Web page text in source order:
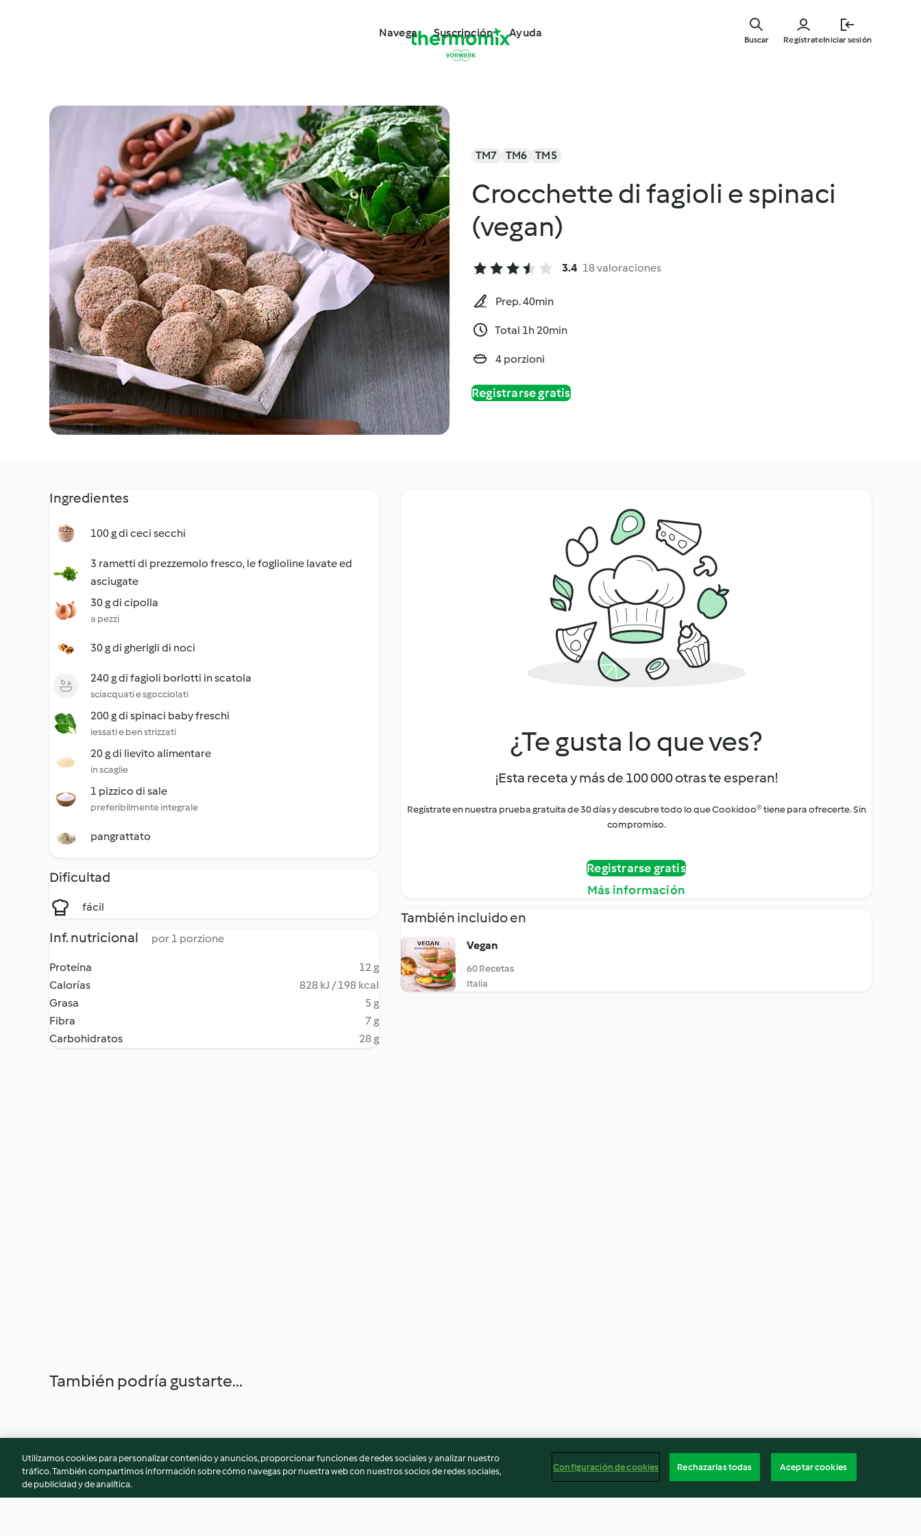
Navega Suscripción Ayuda
RegístrateIniciar sesión
Buscar
TM7 TM6 TM5
Crocchette di fagioli e spinaci
(vegan)
3.4 18 valoraciones
Prep. 40min
Total 1h 20min
4 porzioni
Registrarse gratis
Ingredientes
100 g di ceci secchi
3 rametti di prezzemolo fresco, le foglioline lavate ed
asciugate
30 g di cipolla
a pezzi
30 g di gherigli di noci
240 g di fagioli borlotti in scatola
sciacquati e sgocciolati
200 g di spinaci baby freschi
lessati e ben strizzati
20 g di lievito alimentare
in scaglie
1 pizzico di sale
preferibilmente integrale
pangrattato
Dificultad
fácil
Inf. nutricional por 1 porzione
Proteína
12 g
Calorías
828 kJ / 198 kcal
Grasa
5 g
Fibra
7 g
Carbohidratos
28 g
¿Te gusta lo que ves?
¡Esta receta y más de 100 000 otras te esperan!
Regístrate en nuestra prueba gratuita de 30 días y descubre todo lo que Cookidoo® tiene para ofrecerte. Sin
compromiso.
Registrarse gratis
Más información
También incluido en
Vegan
60 Recetas
Italia
También podría gustarte...
Utilizamos cookies para personalizar contenido y anuncios, proporcionar funciones de redes sociales y analizar nuestro
tráfico. También compartimos información sobre cómo navegas por nuestra web con nuestros socios de redes sociales,
de publicidad y de analítica.
Configuración de cookies Rechazarlas todas Aceptar cookies